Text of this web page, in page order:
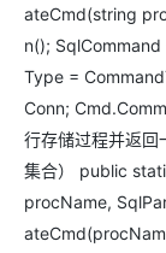
ateCmd(string
n();
Type =
Conn;
行存储过程并返
集合） public
procName,